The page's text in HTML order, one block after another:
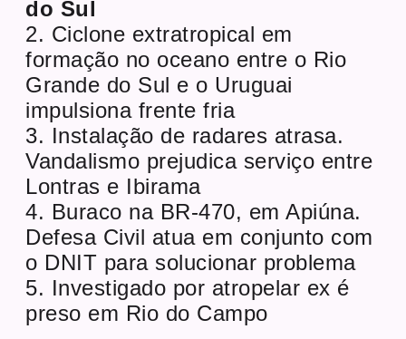
do Sul
2. Ciclone extratropical em
formação no oceano entre o Rio
Grande do Sul e o Uruguai
impulsiona frente fria
3. Instalação de radares atrasa.
Vandalismo prejudica serviço entre
Lontras e Ibirama
4. Buraco na BR-470, em Apiúna.
Defesa Civil atua em conjunto com
o DNIT para solucionar problema
5. Investigado por atropelar ex é
preso em Rio do Campo